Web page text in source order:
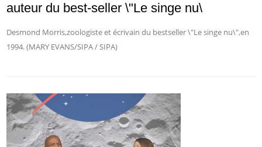
auteur du best-seller \"Le singe nu\
Desmond Morris,zoologiste et écrivain du bestseller \"Le singe nu\",en
1994. (MARY EVANS/SIPA / SIPA)